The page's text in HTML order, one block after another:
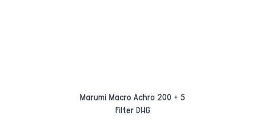
Marumi Macro Achro 200 + 5
Filter DHG